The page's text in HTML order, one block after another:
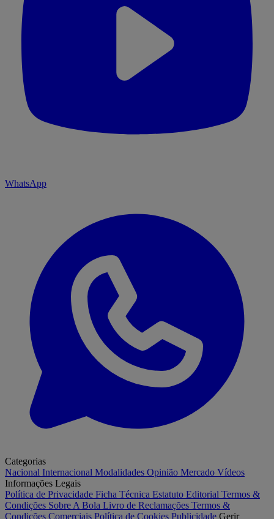
WhatsApp
Categorias
Nacional Internacional Modalidades Opinião Mercado Vídeos
Informações Legais
Política de Privacidade Ficha Técnica Estatuto Editorial Termos &
Condições Sobre A Bola Livro de Reclamações Termos &
Condições Comerciais Política de Cookies Publicidade Gerir